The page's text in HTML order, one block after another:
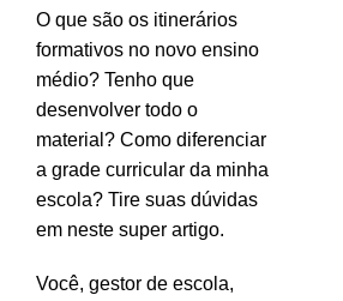
O que são os itinerários
formativos no novo ensino
médio? Tenho que
desenvolver todo o
material? Como diferenciar
a grade curricular da minha
escola? Tire suas dúvidas
em neste super artigo.
Você, gestor de escola,